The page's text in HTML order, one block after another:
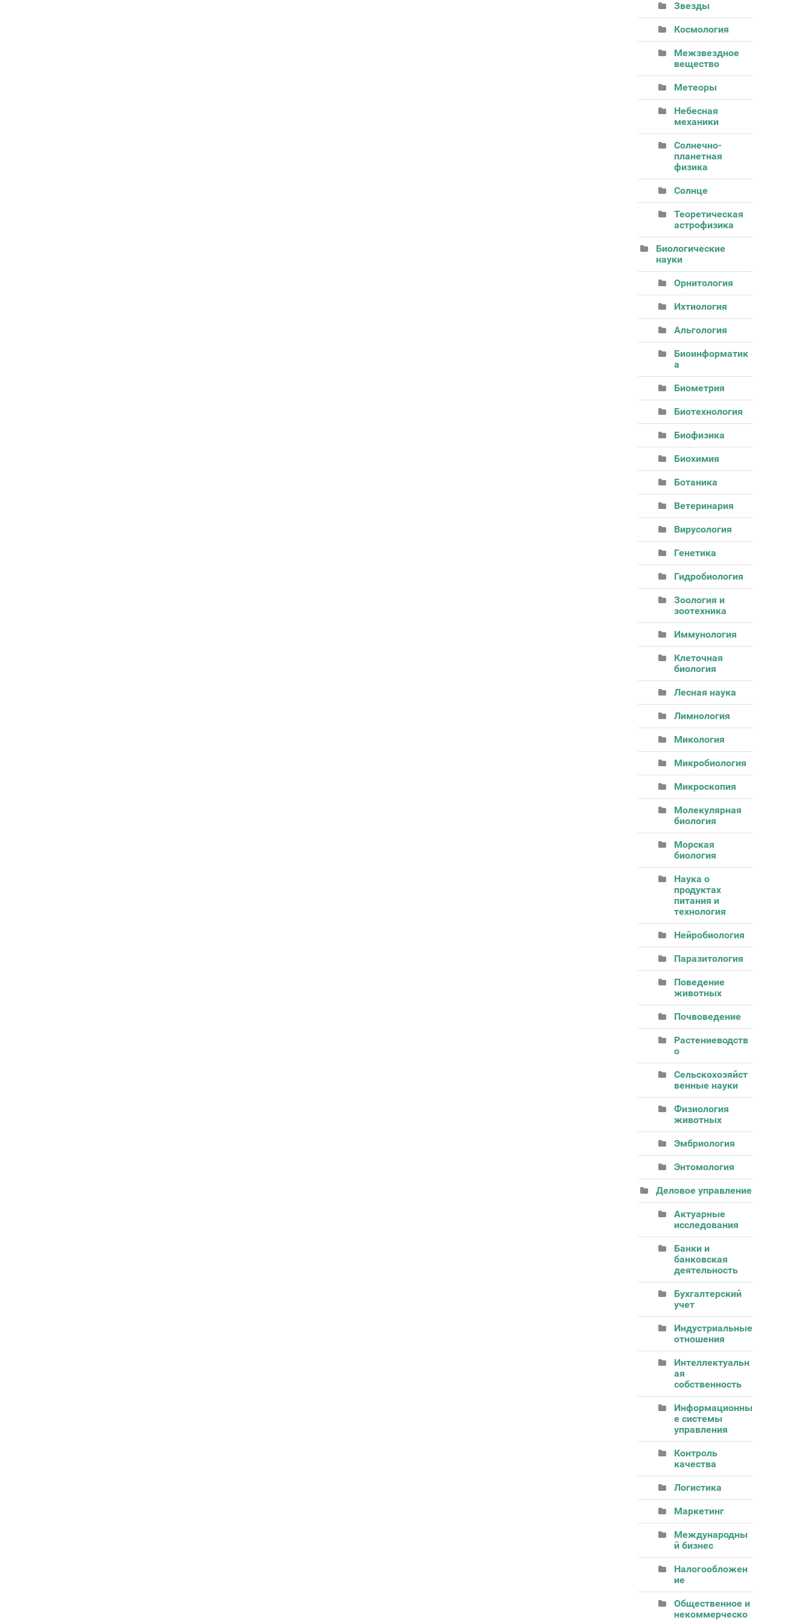
Звезды
Космология
Межзвездное
вещество
Метеоры
Небесная
механики
Солнечно-
планетная
физика
Солнце
Теоретическая
астрофизика
Биологические
науки
Орнитология
Ихтиология
Альгология
Биоинформатик
а
Биометрия
Биотехнология
Биофизика
Биохимия
Ботаника
Ветеринария
Вирусология
Генетика
Гидробиология
Зоология и
зоотехника
Иммунология
Клеточная
биология
Лесная наука
Лимнология
Микология
Микробиология
Микроскопия
Молекулярная
биология
Морская
биология
Наука о
продуктах
питания и
технология
Нейробиология
Паразитология
Поведение
животных
Почвоведение
Растениеводств
о
Сельскохозяйст
венные науки
Физиология
животных
Эмбриология
Энтомология
Деловое управление
Актуарные
исследования
Банки и
банковская
деятельность
Бухгалтерский
учет
Индустриальные
отношения
Интеллектуальн
ая
собственность
Информационны
е системы
управления
Контроль
качества
Логистика
Маркетинг
Международны
й бизнес
Налогообложен
ие
Общественное и
некоммерческо